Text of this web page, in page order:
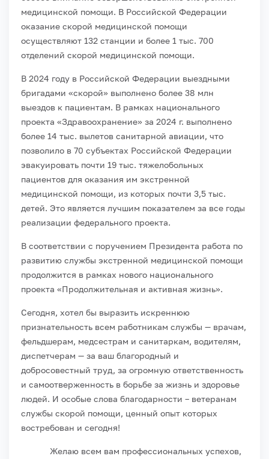
медицинской помощи. В Российской Федерации
оказание скорой медицинской помощи
осуществляют 132 станции и более 1 тыс. 700
отделений скорой медицинской помощи.
В 2024 году в Российской Федерации выездными
бригадами «скорой» выполнено более 38 млн
выездов к пациентам. В рамках национального
проекта «Здравоохранение» за 2024 г. выполнено
более 14 тыс. вылетов санитарной авиации, что
позволило в 70 субъектах Российской Федерации
эвакуировать почти 19 тыс. тяжелобольных
пациентов для оказания им экстренной
медицинской помощи, из которых почти 3,5 тыс.
детей. Это является лучшим показателем за все годы
реализации федерального проекта.
В соответствии с поручением Президента работа по
развитию службы экстренной медицинской помощи
продолжится в рамках нового национального
проекта «Продолжительная и активная жизнь».
Сегодня, хотел бы выразить искреннюю
признательность всем работникам службы — врачам,
фельдшерам, медсестрам и санитаркам, водителям,
диспетчерам — за ваш благородный и
добросовестный труд, за огромную ответственность
и самоотверженность в борьбе за жизнь и здоровье
людей. И особые слова благодарности – ветеранам
службы скорой помощи, ценный опыт которых
востребован и сегодня!
Желаю всем вам профессиональных успехов,